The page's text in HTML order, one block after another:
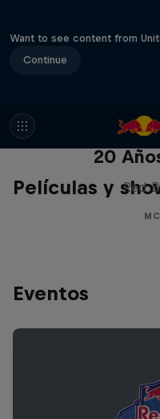
Want to see content from
Continue
Películas y
Red Bull
20
Red
Eventos